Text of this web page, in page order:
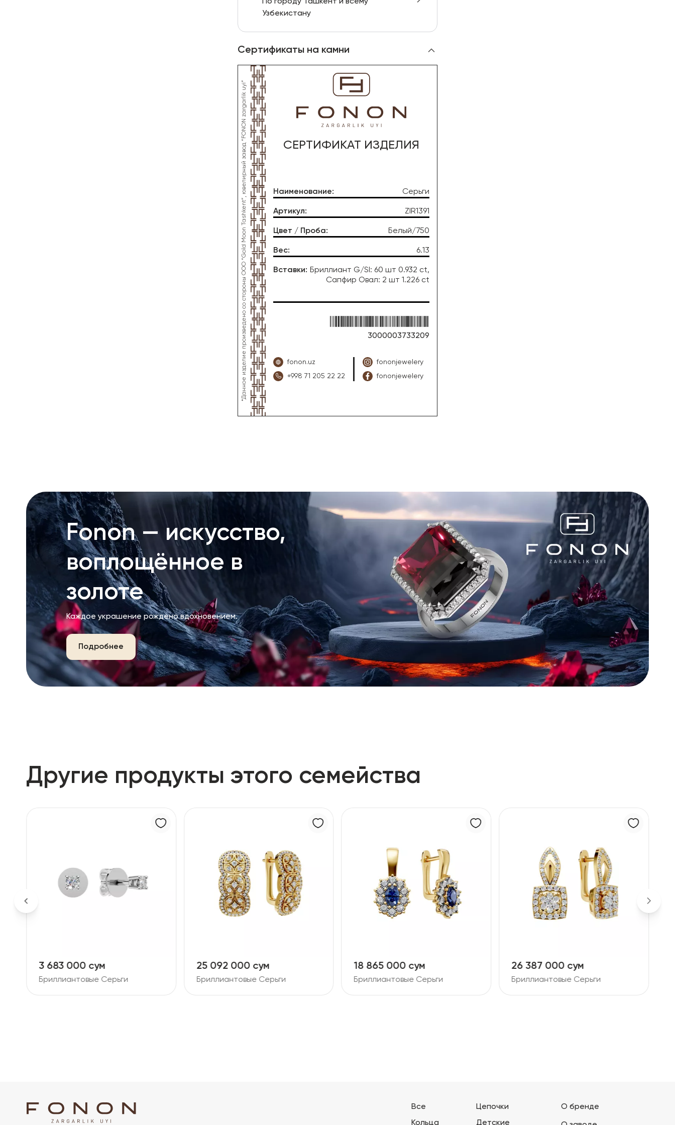
Узбекистану
Сертификаты на камни
*Данное изделие произведено со стороны OOO “Gold Moon Tashkent”, ювелирный завод “FONON zargarlik uyi” СЕРТИФИКАТ ИЗДЕЛИЯ
Наименование: Серьги
Артикул: ZIR1391
Цвет / Проба: Белый/750
Вес: 6.13
Вставки: Бриллиант G/SI: 60 шт 0.932 ct,
Сапфир Овал: 2 шт 1.226 ct
3000003733209
fonon.uz
+998 71 205 22 22
fononjewelery
fononjewelery
Fonon — искусство,
воплощённое в
золоте
Каждое украшение рождено вдохновением.
Подробнее
Другие продукты этого семейства
25 092 000 сум
Бриллиантовые Серьги
18 865 000 сум
Бриллиантовые Серьги
26 387 000 сум
Бриллиантовые Серьги
11 728 000 сум
Бриллиантовые Серьги
Все
Кольца
Цепочки
Детские
О бренде